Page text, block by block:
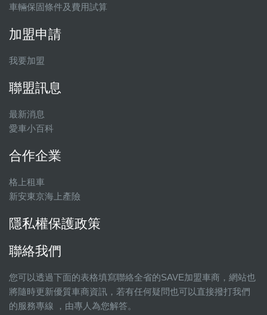
車輛保固條件及費用試算
加盟申請
我要加盟
聯盟訊息
最新消息
愛車小百科
合作企業
格上租車
新安東京海上產險
隱私權保護政策
聯絡我們
您可以透過下面的表格填寫聯絡全省的SAVE加盟車商，網站也
將隨時更新優質車商資訊，若有任何疑問也可以直接撥打我們
的服務專線 ，由專人為您解答。